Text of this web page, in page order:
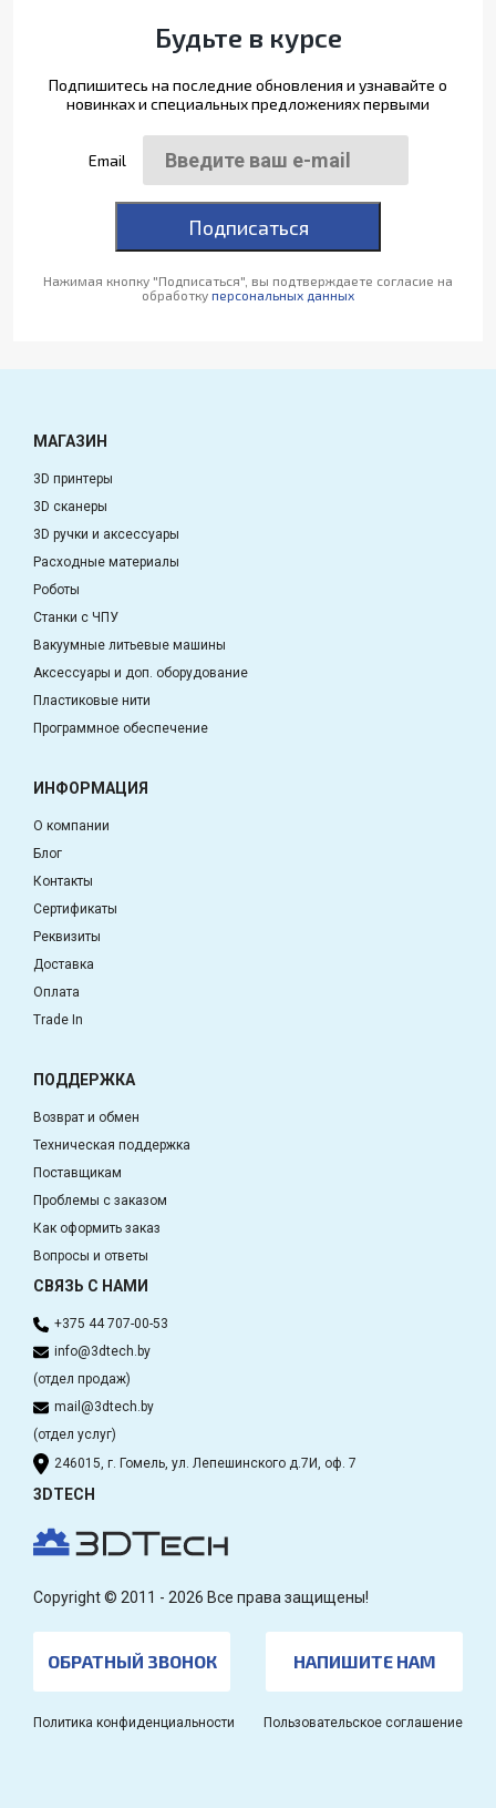
Будьте в курсе
Подпишитесь на последние обновления и узнавайте о
новинках и специальных предложениях первыми
Email
Подписаться
Нажимая кнопку "Подписаться", вы подтверждаете согласие на
обработку персональных данных
МАГАЗИН
3D принтеры
3D сканеры
3D ручки и аксессуары
Расходные материалы
Роботы
Станки с ЧПУ
Вакуумные литьевые машины
Аксессуары и доп. оборудование
Пластиковые нити
Программное обеспечение
ИНФОРМАЦИЯ
О компании
Блог
Контакты
Сертификаты
Реквизиты
Доставка
Оплата
Trade In
ПОДДЕРЖКА
Возврат и обмен
Техническая поддержка
Поставщикам
Проблемы с заказом
Как оформить заказ
Вопросы и ответы
СВЯЗЬ С НАМИ
+375 44 707-00-53
info@3dtech.by
(отдел продаж)
mail@3dtech.by
(отдел услуг)
246015, г. Гомель, ул. Лепешинского д.7И, оф. 7
3DTECH
Copyright © 2011 - 2026 Все права защищены!
ОБРАТНЫЙ ЗВОНОК НАПИШИТЕ НАМ
Политика конфиденциальности Пользовательское соглашение